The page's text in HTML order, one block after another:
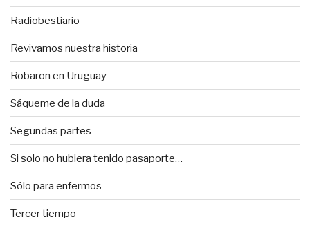
Radiobestiario
Revivamos nuestra historia
Robaron en Uruguay
Sáqueme de la duda
Segundas partes
Si solo no hubiera tenido pasaporte…
Sólo para enfermos
Tercer tiempo